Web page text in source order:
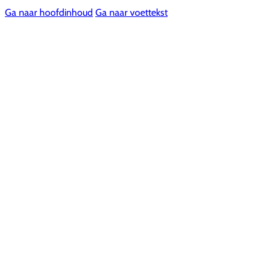
Ga naar hoofdinhoud Ga naar voettekst